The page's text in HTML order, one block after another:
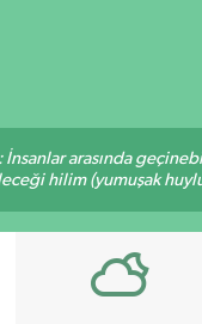
İnsanlar arasında
hilim (yumuşak